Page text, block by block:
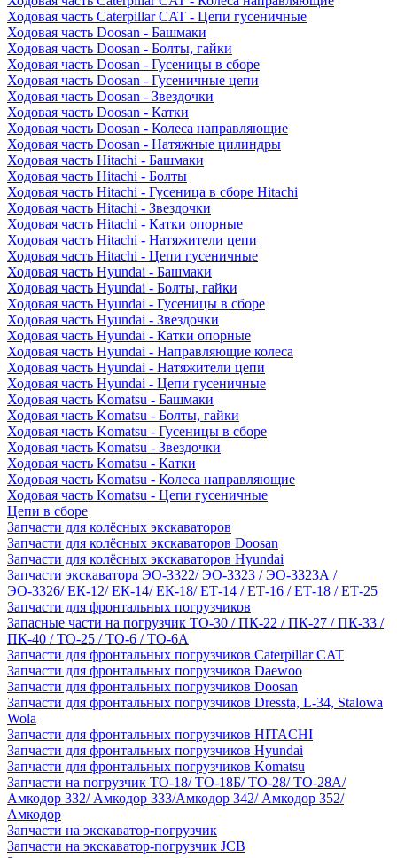
Ходовая часть Caterpillar CAT - Цепи гусеничные
Ходовая часть Doosan - Башмаки
Ходовая часть Doosan - Болты, гайки
Ходовая часть Doosan - Гусеницы в сборе
Ходовая часть Doosan - Гусеничные цепи
Ходовая часть Doosan - Звездочки
Ходовая часть Doosan - Катки
Ходовая часть Doosan - Колеса направляющие
Ходовая часть Doosan - Натяжные цилиндры
Ходовая часть Hitachi - Башмаки
Ходовая часть Hitachi - Болты
Ходовая часть Hitachi - Гусеница в сборе Hitachi
Ходовая часть Hitachi - Звездочки
Ходовая часть Hitachi - Катки опорные
Ходовая часть Hitachi - Натяжители цепи
Ходовая часть Hitachi - Цепи гусеничные
Ходовая часть Hyundai - Башмаки
Ходовая часть Hyundai - Болты, гайки
Ходовая часть Hyundai - Гусеницы в сборе
Ходовая часть Hyundai - Звездочки
Ходовая часть Hyundai - Катки опорные
Ходовая часть Hyundai - Направляющие колеса
Ходовая часть Hyundai - Натяжители цепи
Ходовая часть Hyundai - Цепи гусеничные
Ходовая часть Komatsu - Башмаки
Ходовая часть Komatsu - Болты, гайки
Ходовая часть Komatsu - Гусеницы в сборе
Ходовая часть Komatsu - Звездочки
Ходовая часть Komatsu - Катки
Ходовая часть Komatsu - Колеса направляющие
Ходовая часть Komatsu - Цепи гусеничные
Цепи в сборе
Запчасти для колёсных экскаваторов
Запчасти для колёсных экскаваторов Doosan
Запчасти для колёсных экскаваторов Hyundai
Запчасти экскаватора ЭО-3322/ ЭО-3323 / ЭО-3323А /
ЭО-3326/ ЕК-12/ ЕК-14/ ЕК-18/ ЕТ-14 / ЕТ-16 / ЕТ-18 / ЕТ-25
Запчасти для фронтальных погрузчиков
Запасные части на погрузчик ТО-30 / ПК-22 / ПК-27 / ПК-33 /
ПК-40 / ТО-25 / ТО-6 / ТО-6А
Запчасти для фронтальных погрузчиков Caterpillar CAT
Запчасти для фронтальных погрузчиков Daewoo
Запчасти для фронтальных погрузчиков Doosan
Запчасти для фронтальных погрузчиков Dressta, L-34, Stalowa
Wola
Запчасти для фронтальных погрузчиков HITACHI
Запчасти для фронтальных погрузчиков Hyundai
Запчасти для фронтальных погрузчиков Komatsu
Запчасти на погрузчик ТО-18/ ТО-18Б/ ТО-28/ ТО-28А/
Амкодор 332/ Амкодор 333/Амкодор 342/ Амкодор 352/
Амкодор
Запчасти на экскаватор-погрузчик
Запчасти на экскаватор-погрузчик JCB